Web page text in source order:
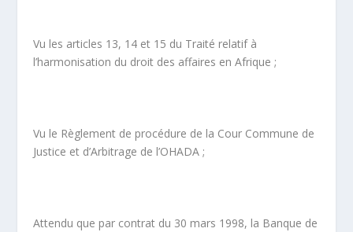
Vu les articles 13, 14 et 15 du Traité relatif à
l’harmonisation du droit des affaires en Afrique ;
Vu le Règlement de procédure de la Cour Commune de
Justice et d’Arbitrage de l’OHADA ;
Attendu que par contrat du 30 mars 1998, la Banque de